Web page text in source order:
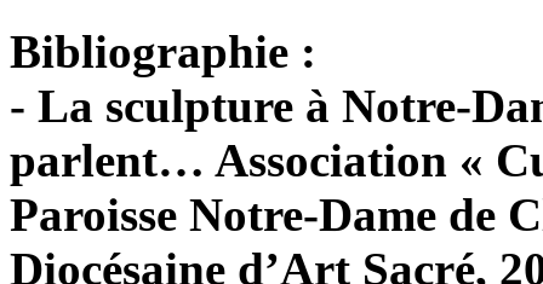
Bibliographie :
- La sculpture à Notre-
parlent… Association «
Paroisse Notre-Dame de
Diocésaine d’Art Sacré,